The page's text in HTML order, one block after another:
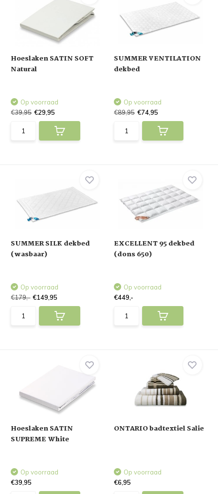
Hoeslaken SATIN SOFT
Natural
Op voorraad
€39,95 €29,95
SUMMER VENTILATION
dekbed
Op voorraad
€89,95 €74,95
SUMMER SILK dekbed
(wasbaar)
Op voorraad
€179,- €149,95
EXCELLENT 95 dekbed
(dons 650)
Op voorraad
€449,-
Hoeslaken SATIN
SUPREME White
Op voorraad
€39,95
ONTARIO badtextiel Salie
Op voorraad
€6,95